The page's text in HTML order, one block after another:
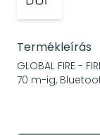
Termékleírás
GLOBAL FIRE -
70 m-ig,